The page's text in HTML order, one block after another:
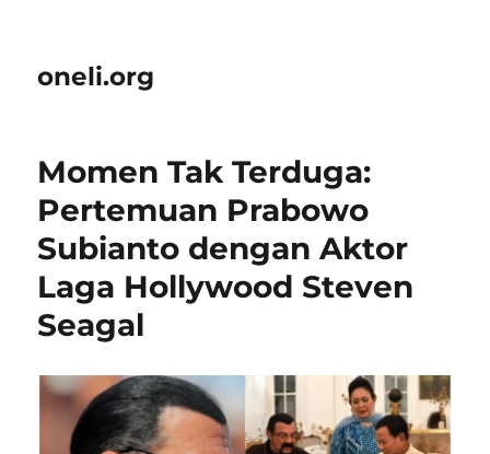
oneli.org
Momen Tak Terduga:
Pertemuan Prabowo
Subianto dengan Aktor
Laga Hollywood Steven
Seagal